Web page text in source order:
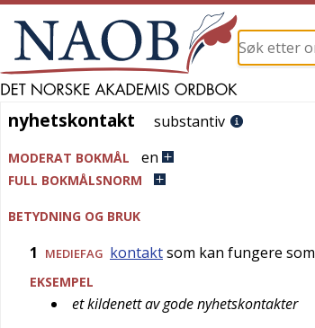
nyhetskontakt
nyhetskontakt substantiv
MODERAT BOKMÅL en
FULL BOKMÅLSNORM
BETYDNING OG BRUK
1 MEDIEFAG kontaktsom kan fungere som
EKSEMPEL
et kildenett av gode nyhetskontakter